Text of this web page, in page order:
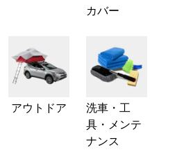
カバー
アウトドア
洗車・工
具・メンテ
ナンス